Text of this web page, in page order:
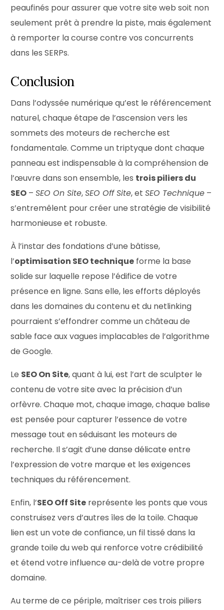
peaufinés pour assurer que votre site web soit non
seulement prêt à prendre la piste, mais également
à remporter la course contre vos concurrents
dans les SERPs.
Conclusion
Dans l’odyssée numérique qu’est le référencement
naturel, chaque étape de l’ascension vers les
sommets des moteurs de recherche est
fondamentale. Comme un triptyque dont chaque
panneau est indispensable à la compréhension de
l’œuvre dans son ensemble, les trois piliers du
SEO –SEO On Site,SEO Off Site, etSEO Technique –
s’entremêlent pour créer une stratégie de visibilité
harmonieuse et robuste.
À l’instar des fondations d’une bâtisse,
l’optimisation SEO technique forme la base
solide sur laquelle repose l’édifice de votre
présence en ligne. Sans elle, les efforts déployés
dans les domaines du contenu et du netlinking
pourraient s’effondrer comme un château de
sable face aux vagues implacables de l’algorithme
de Google.
Le SEO On Site, quant à lui, est l’art de sculpter le
contenu de votre site avec la précision d’un
orfèvre. Chaque mot, chaque image, chaque balise
est pensée pour capturer l’essence de votre
message tout en séduisant les moteurs de
recherche. Il s’agit d’une danse délicate entre
l’expression de votre marque et les exigences
techniques du référencement.
Enfin, l’SEO Off Site représente les ponts que vous
construisez vers d’autres îles de la toile. Chaque
lien est un vote de confiance, un fil tissé dans la
grande toile du web qui renforce votre crédibilité
et étend votre influence au-delà de votre propre
domaine.
Au terme de ce périple, maîtriser ces trois piliers